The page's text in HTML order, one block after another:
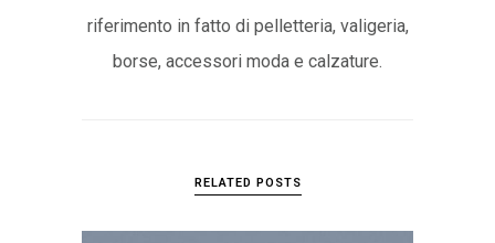
riferimento in fatto di pelletteria, valigeria,
borse, accessori moda e calzature.
RELATED POSTS